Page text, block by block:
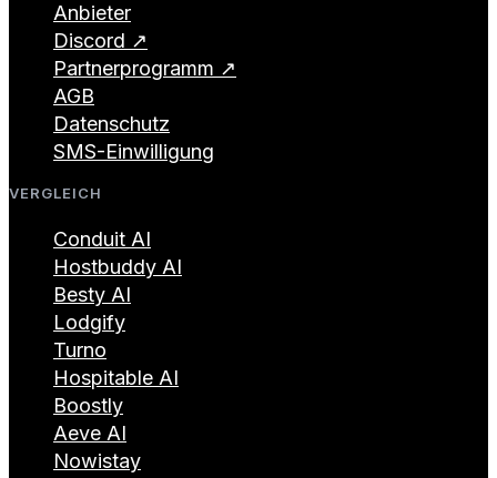
Anbieter
Discord ↗
Partnerprogramm ↗
AGB
Datenschutz
SMS-Einwilligung
VERGLEICH
Conduit AI
Hostbuddy AI
Besty AI
Lodgify
Turno
Hospitable AI
Boostly
Aeve AI
Nowistay